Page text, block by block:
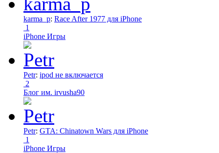
karma_p: Race After 1977 для iPhone
1
iPhone Игры
Petr: ipod не включается
2
Блог им. irvusha90
Petr: GTA: Chinatown Wars для iPhone
1
iPhone Игры